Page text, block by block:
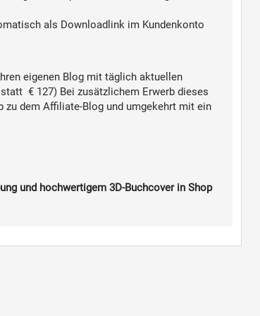
als Downloadlink im Kundenkonto
eigenen Blog mit täglich aktuellen
statt € 127) Bei zusätzlichem Erwerb dieses
zu dem Affiliate-Blog und umgekehrt mit ein
und hochwertigem 3D-Buchcover in Shop